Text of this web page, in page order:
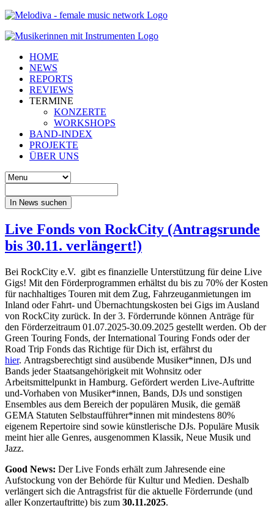
HOME
NEWS
REPORTS
REVIEWS
TERMINE
KONZERTE
WORKSHOPS
BAND-INDEX
PROJEKTE
ÜBER UNS
In News suchen
Live Fonds von RockCity (Antragsrunde
bis 30.11. verlängert!)
Bei RockCity e.V. gibt es finanzielle Unterstützung für deine Live
Gigs! Mit den Förderprogrammen erhältst du bis zu 70% der Kosten
für nachhaltiges Touren mit dem Zug, Fahrzeuganmietungen im
Inland oder Fahrt- und Übernachtungskosten bei Gigs im Ausland
von RockCity zurück. In der 3. Förderrunde können Anträge für
den Förderzeitraum 01.07.2025-30.09.2025 gestellt werden. Ob der
Green Touring Fonds, der International Touring Fonds oder der
Road Trip Fonds das Richtige für Dich ist, erfährst du
hier. Antragsberechtigt sind ausübende Musiker*innen, DJs und
Bands jeder Staatsangehörigkeit mit Wohnsitz oder
Arbeitsmittelpunkt in Hamburg. Gefördert werden Live-Auftritte
und-Vorhaben von Musiker*innen, Bands, DJs und sonstigen
Ensembles aus dem Bereich der populären Musik, die gemäß
GEMA Statuten Selbstaufführer*innen mit mindestens 80%
eigenem Repertoire sind sowie künstlerische DJs. Populäre Musik
meint hier alle Genres, ausgenommen Klassik, Neue Musik und
Jazz.
Good News: Der Live Fonds erhält zum Jahresende eine
Aufstockung von der Behörde für Kultur und Medien. Deshalb
verlängert sich die Antragsfrist für die aktuelle Förderrunde (und
aller Konzertauftritte) bis zum 30.11.2025.